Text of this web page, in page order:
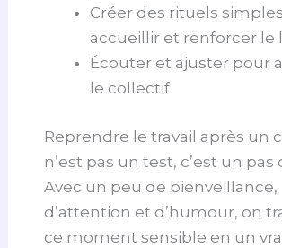
Créer des rituels
accueillir et renforcer le
Écouter et ajuster pour
le collectif
Reprendre le travail après un
n’est pas un test, c’est un pas
Avec un peu de bienveillance,
d’attention et d’humour, on
ce moment sensible en un